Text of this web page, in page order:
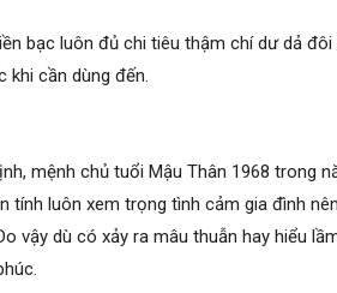
bạc luôn đủ chi tiêu thậm chí dư dả đôi
khi cần dùng đến.
mệnh chủ tuổi Mậu Thân 1968 trong
tính luôn xem trọng tình cảm gia đình
vậy dù có xảy ra mâu thuẫn hay hiểu